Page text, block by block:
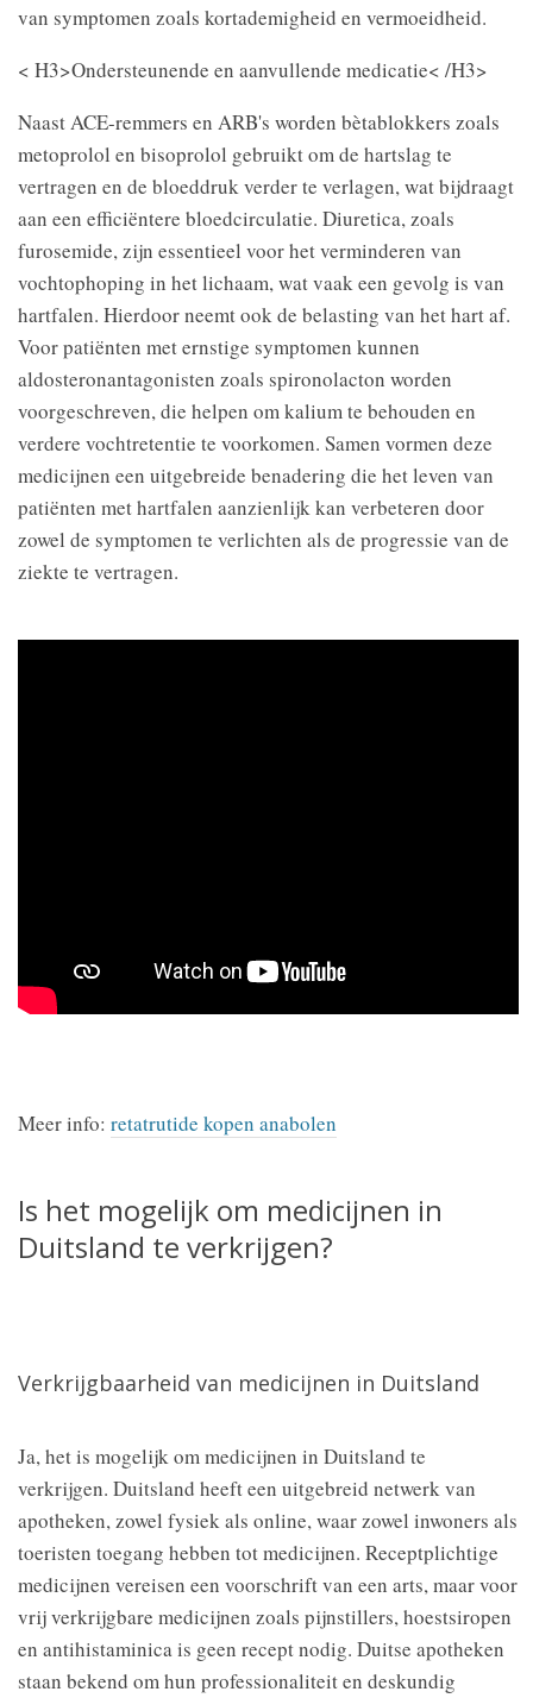
van symptomen zoals kortademigheid en vermoeidheid.
< H3>Ondersteunende en aanvullende medicatie< /H3>
Naast ACE-remmers en ARB's worden bètablokkers zoals
metoprolol en bisoprolol gebruikt om de hartslag te
vertragen en de bloeddruk verder te verlagen, wat bijdraagt
aan een efficiëntere bloedcirculatie. Diuretica, zoals
furosemide, zijn essentieel voor het verminderen van
vochtophoping in het lichaam, wat vaak een gevolg is van
hartfalen. Hierdoor neemt ook de belasting van het hart af.
Voor patiënten met ernstige symptomen kunnen
aldosteronantagonisten zoals spironolacton worden
voorgeschreven, die helpen om kalium te behouden en
verdere vochtretentie te voorkomen. Samen vormen deze
medicijnen een uitgebreide benadering die het leven van
patiënten met hartfalen aanzienlijk kan verbeteren door
zowel de symptomen te verlichten als de progressie van de
ziekte te vertragen.
Meer info: retatrutide kopen anabolen
Is het mogelijk om medicijnen in
Duitsland te verkrijgen?
Verkrijgbaarheid van medicijnen in Duitsland
Ja, het is mogelijk om medicijnen in Duitsland te
verkrijgen. Duitsland heeft een uitgebreid netwerk van
apotheken, zowel fysiek als online, waar zowel inwoners als
toeristen toegang hebben tot medicijnen. Receptplichtige
medicijnen vereisen een voorschrift van een arts, maar voor
vrij verkrijgbare medicijnen zoals pijnstillers, hoestsiropen
en antihistaminica is geen recept nodig. Duitse apotheken
staan bekend om hun professionaliteit en deskundig